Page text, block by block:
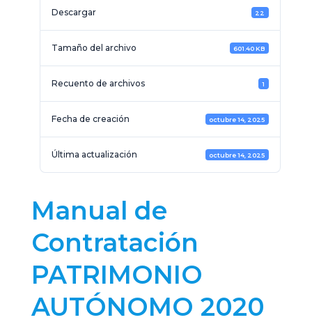
Descargar 22
Tamaño del archivo 601.40 KB
Recuento de archivos 1
Fecha de creación octubre 14, 2025
Última actualización octubre 14, 2025
Manual de
Contratación
PATRIMONIO
AUTÓNOMO 2020